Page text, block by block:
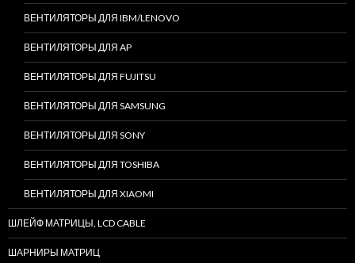
ВЕНТИЛЯТОРЫ ДЛЯ IBM/LENOVO
ВЕНТИЛЯТОРЫ ДЛЯ AP
ВЕНТИЛЯТОРЫ ДЛЯ FUJITSU
ВЕНТИЛЯТОРЫ ДЛЯ SAMSUNG
ВЕНТИЛЯТОРЫ ДЛЯ SONY
ВЕНТИЛЯТОРЫ ДЛЯ TOSHIBA
ВЕНТИЛЯТОРЫ ДЛЯ XIAOMI
ШЛЕЙФ МАТРИЦЫ, LCD CABLE
ШАРНИРЫ МАТРИЦ